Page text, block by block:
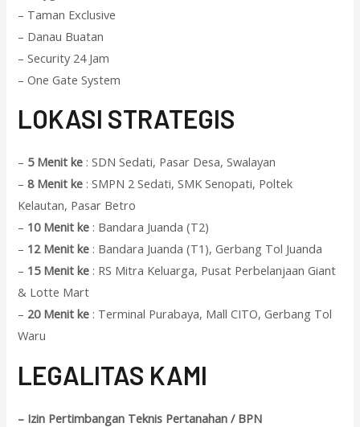
– Taman Exclusive
– Danau Buatan
– Security 24 Jam
– One Gate System
LOKASI STRATEGIS
– 5 Menit ke : SDN Sedati, Pasar Desa, Swalayan
–8 Menit ke : SMPN 2 Sedati, SMK Senopati, Poltek
Kelautan, Pasar Betro
– 10 Menit ke : Bandara Juanda (T2)
– 12 Menit ke : Bandara Juanda (T1), Gerbang Tol Juanda
– 15 Menit ke : RS Mitra Keluarga, Pusat Perbelanjaan Giant
& Lotte Mart
– 20 Menit ke : Terminal Purabaya, Mall CITO, Gerbang Tol
Waru
LEGALITAS KAMI
– Izin Pertimbangan Teknis Pertanahan / BPN